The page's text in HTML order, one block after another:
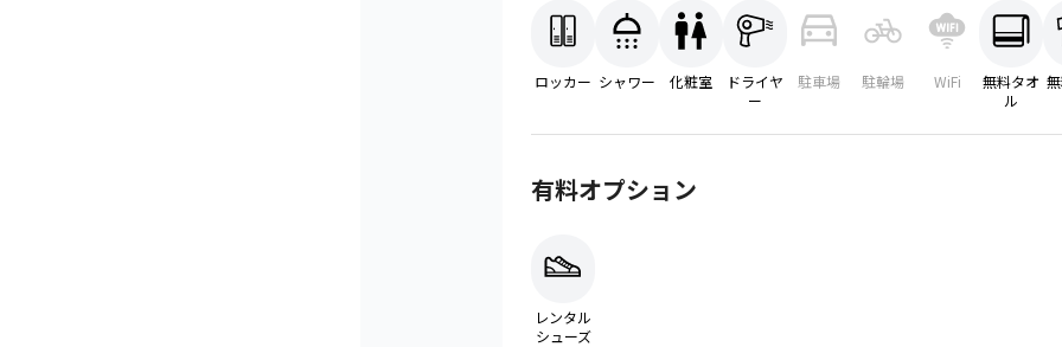
ロッカー シャワー 化粧室
ドライヤ
ー
駐車場 駐輪場 WiFi
無料タオ
ル
有料オプション
レンタル
シューズ